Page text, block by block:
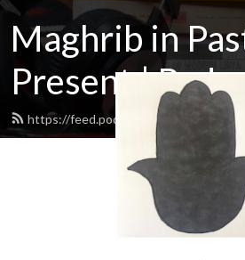
Maghrib in
Present |
https://feed.podbean.com/